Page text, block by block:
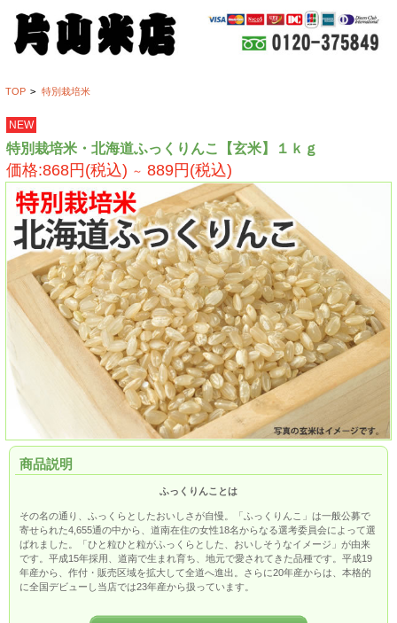
TOP > 特別栽培米
NEW
特別栽培米・北海道ふっくりんこ【玄米】１ｋｇ
価格:868円(税込) ～ 889円(税込)
商品説明
ふっくりんことは
その名の通り、ふっくらとしたおいしさが自慢。「ふっくりんこ」は一般公募で
寄せられた4,655通の中から、道南在住の女性18名からなる選考委員会によって選
ばれました。「ひと粒ひと粒がふっくらとした、おいしそうなイメージ」が由来
です。平成15年採用、道南で生まれ育ち、地元で愛されてきた品種です。平成19
年産から、作付・販売区域を拡大して全道へ進出。さらに20年産からは、本格的
に全国デビューし当店では23年産から扱っています。